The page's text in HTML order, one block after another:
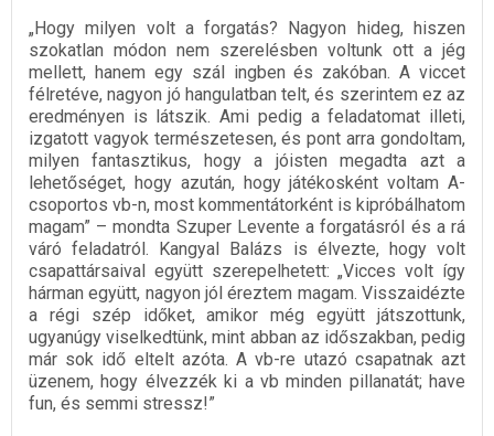
„Hogy milyen volt a forgatás? Nagyon hideg, hiszen
szokatlan módon nem szerelésben voltunk ott a jég
mellett, hanem egy szál ingben és zakóban. A viccet
félretéve, nagyon jó hangulatban telt, és szerintem ez az
eredményen is látszik. Ami pedig a feladatomat illeti,
izgatott vagyok természetesen, és pont arra gondoltam,
milyen fantasztikus, hogy a jóisten megadta azt a
lehetőséget, hogy azután, hogy játékosként voltam A-
csoportos vb-n, most kommentátorként is kipróbálhatom
magam” – mondta Szuper Levente a forgatásról és a rá
váró feladatról. Kangyal Balázs is élvezte, hogy volt
csapattársaival együtt szerepelhetett: „Vicces volt így
hárman együtt, nagyon jól éreztem magam. Visszaidézte
a régi szép időket, amikor még együtt játszottunk,
ugyanúgy viselkedtünk, mint abban az időszakban, pedig
már sok idő eltelt azóta. A vb-re utazó csapatnak azt
üzenem, hogy élvezzék ki a vb minden pillanatát; have
fun, és semmi stressz!”